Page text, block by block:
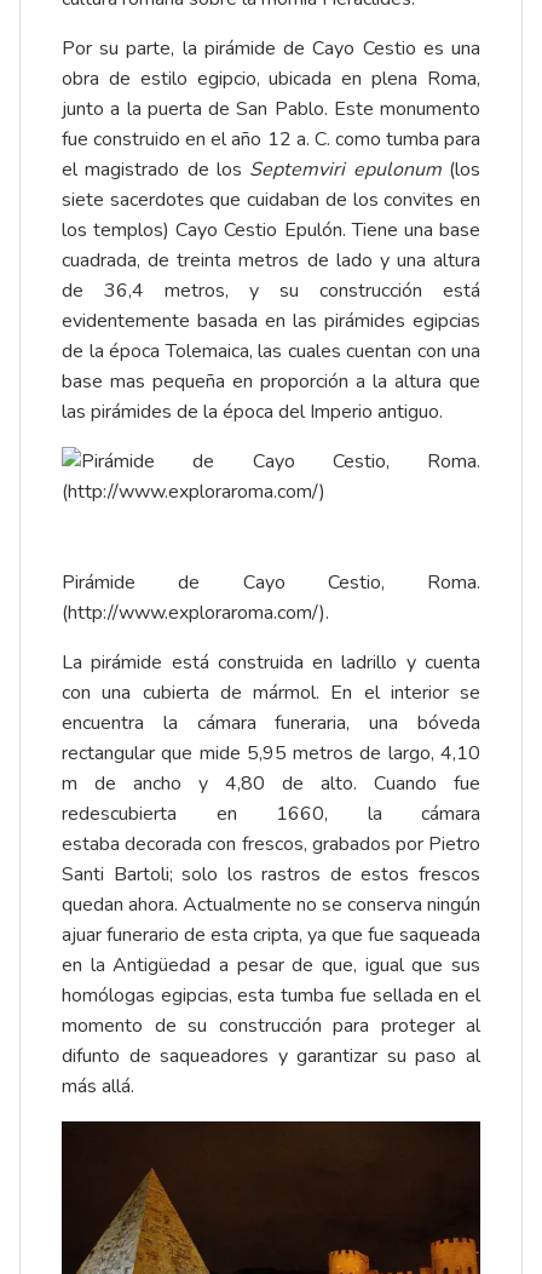
Por su parte, la pirámide de Cayo Cestio es una
obra de estilo egipcio, ubicada en plena Roma,
junto a la puerta de San Pablo. Este monumento
fue construido en el año 12 a. C. como tumba para
el magistrado de los Septemviri epulonum(los
siete sacerdotes que cuidaban de los convites en
los templos) Cayo Cestio Epulón. Tiene una base
cuadrada, de treinta metros de lado y una altura
de 36,4 metros, y su construcción está
evidentemente basada en las pirámides egipcias
de la época Tolemaica, las cuales cuentan con una
base mas pequeña en proporción a la altura que
las pirámides de la época del Imperio antiguo.
Pirámide de Cayo Cestio, Roma.
(http://www.exploraroma.com/).
La pirámide está construida en ladrillo y cuenta
con una cubierta de mármol. En el interior se
encuentra la cámara funeraria, una bóveda
rectangular que mide 5,95 metros de largo, 4,10
m de ancho y 4,80 de alto. Cuando fue
redescubierta en 1660, la cámara
estaba decorada con frescos, grabados por Pietro
Santi Bartoli; solo los rastros de estos frescos
quedan ahora. Actualmente no se conserva ningún
ajuar funerario de esta cripta, ya que fue saqueada
en la Antigüedad a pesar de que, igual que sus
homólogas egipcias, esta tumba fue sellada en el
momento de su construcción para proteger al
difunto de saqueadores y garantizar su paso al
más allá.